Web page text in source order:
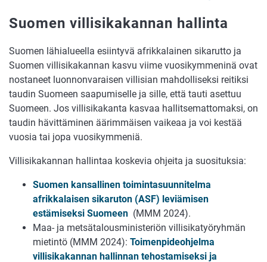
Suomen villisikakannan hallinta
Suomen lähialueella esiintyvä afrikkalainen sikarutto ja
Suomen villisikakannan kasvu viime vuosikymmeninä ovat
nostaneet luonnonvaraisen villisian mahdolliseksi reitiksi
taudin Suomeen saapumiselle ja sille, että tauti asettuu
Suomeen. Jos villisikakanta kasvaa hallitsemattomaksi, on
taudin hävittäminen äärimmäisen vaikeaa ja voi kestää
vuosia tai jopa vuosikymmeniä.
Villisikakannan hallintaa koskevia ohjeita ja suosituksia:
Suomen kansallinen toimintasuunnitelma
afrikkalaisen sikaruton (ASF) leviämisen
estämiseksi Suomeen (MMM 2024).
Maa- ja metsätalousministeriön villisikatyöryhmän
mietintö (MMM 2024): Toimenpideohjelma
villisikakannan hallinnan tehostamiseksi ja